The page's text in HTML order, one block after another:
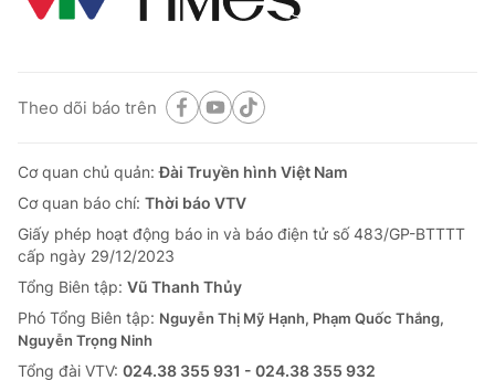
Theo dõi báo trên
Cơ quan chủ quản:Đài Truyền hình Việt Nam
Cơ quan báo chí: Thời báo VTV
Giấy phép hoạt động báo in và báo điện tử số 483/GP-BTTTT
cấp ngày 29/12/2023
Tổng Biên tập: Vũ Thanh Thủy
Phó Tổng Biên tập: Nguyễn Thị Mỹ Hạnh, Phạm Quốc Thắng,
Nguyễn Trọng Ninh
Tổng đài VTV: 024.38 355 931 - 024.38 355 932